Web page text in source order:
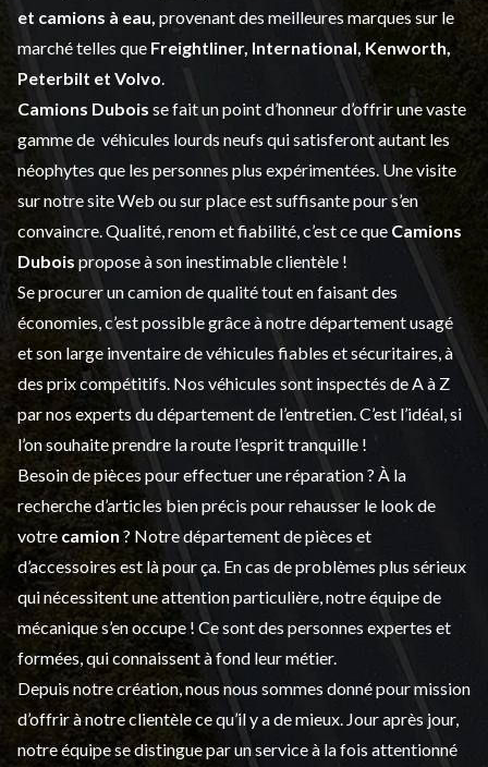
et camions à eau, provenant des meilleures marques sur le
marché telles que Freightliner, International, Kenworth,
Peterbilt et Volvo
Camions Dubois se fait un point d’honneur d’offrir une vaste
gamme de véhicules lourds neufs qui satisferont autant les
néophytes que les personnes plus expérimentées. Une visite
sur notre site Web ou sur place est suffisante pour s’en
convaincre. Qualité, renom et fiabilité, c’est ce que Camions
Dubois propose à son inestimable clientèle !
Se procurer un camion de qualité tout en faisant des
économies, c’est possible grâce à notredépartement usagé
et son large inventaire de véhicules fiables et sécuritaires, à
des prix compétitifs. Nos véhicules sont inspectés de A à Z
par nos experts du département de l’entretien . C’est l’idéal, si
l’on souhaite prendre la route l’esprit tranquille !
Besoin de pièces pour effectuer une réparation ? À la
recherche d’articles bien précis pour rehausser le look de
votre camion ? Notre département depièces et
d’accessoiresest là pour ça. En cas de problèmes plus sérieux
qui nécessitent une attention particulière, notre équipe de
mécanique s’en occupe ! Ce sont des personnes expertes et
formées, qui connaissent à fond leur métier.
Depuis notre création, nous nous sommes donné pour mission
d’offrir à notre clientèle ce qu’il y a de mieux. Jour après jour,
notre équipe se distingue par un service à la fois attentionné